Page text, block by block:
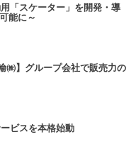
「スケーター」を開発・導
能に～
㈱】グループ会社で販売力の
ビスを本格始動